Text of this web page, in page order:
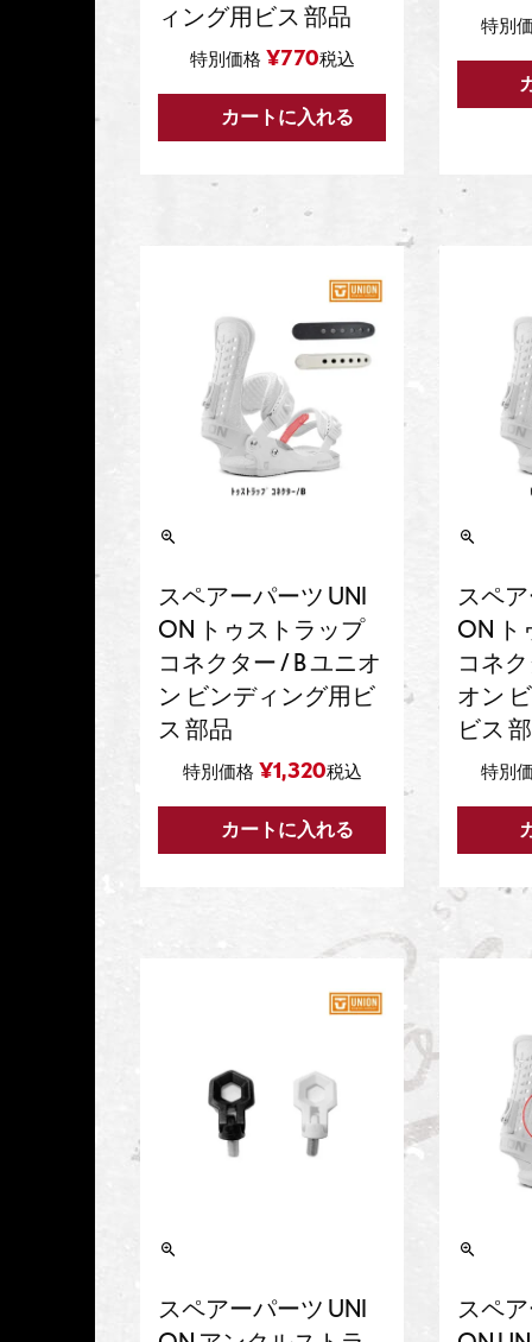
ィング用ビス 部品
特別価格 ¥770税込
カートに入れる
特別
スペアーパーツ UNI
ON トゥストラップ
コネクター / B ユニオ
ン ビンディング用ビ
ス 部品
特別価格 ¥1,320税込
カートに入れる
スペ
ON ト
コネ
オン
ビス
特別
スペアーパーツ UNI
スペ